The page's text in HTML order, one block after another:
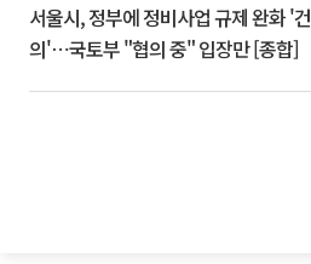
서울시, 정부에 정비사업 규제 완화 '건
의'⋯국토부 "협의 중" 입장만 [종합]